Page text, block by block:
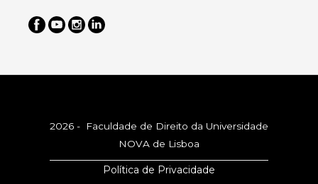
2026 - Faculdade de Direito da Universidade
NOVA de Lisboa
Política de Privacidade